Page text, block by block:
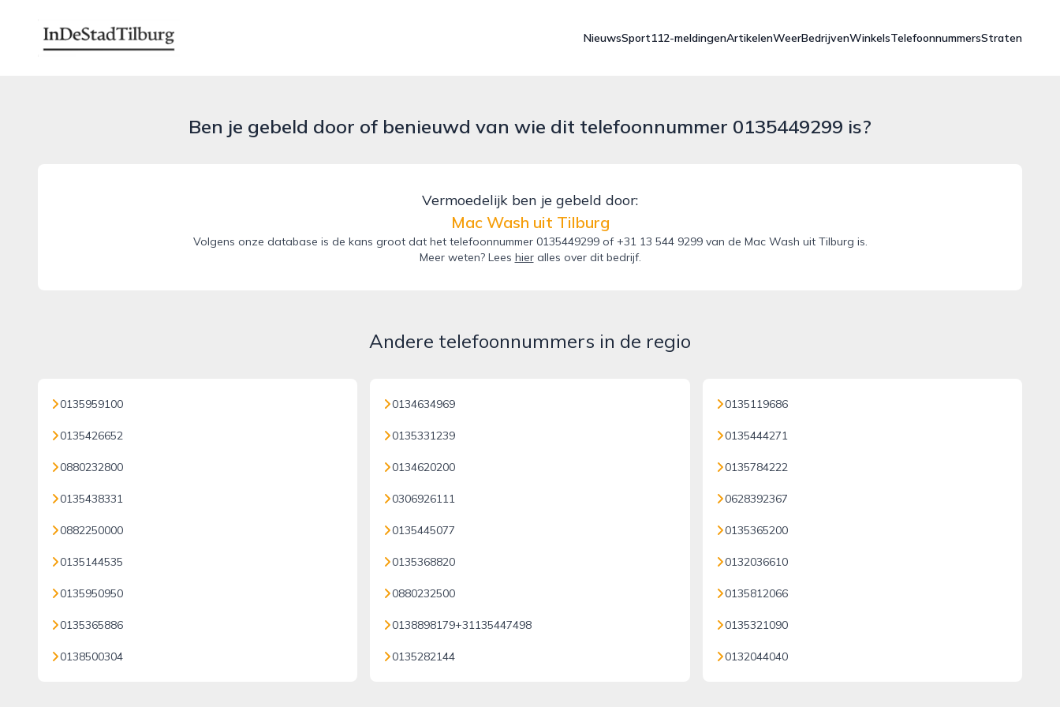
indestadtilburg.nl
NieuwsSport112-meldingenArtikelenWeerBedrijvenWinkelsTelefoonnummersStraten
Ben je gebeld door of benieuwd van wie dit telefoonnummer 0135449299 is?
Vermoedelijk ben je gebeld door:
Mac Wash uit Tilburg
Volgens onze database is de kans groot dat het telefoonnummer 0135449299 of +31 13 544 9299 van de Mac Wash uit Tilburg is.
Meer weten? Lees hieralles over dit bedrijf.
Andere telefoonnummers in de regio
0135959100
0135426652
0880232800
0135438331
0882250000
0135144535
0135950950
0135365886
0138500304
0134634969
0135331239
0134620200
0306926111
0135445077
0135368820
0880232500
0138898179+31135447498
0135282144
0135119686
0135444271
0135784222
0628392367
0135365200
0132036610
0135812066
0135321090
0132044040